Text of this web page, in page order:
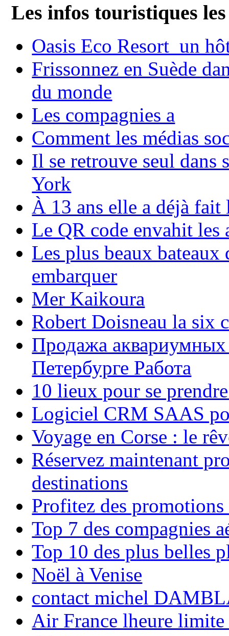
Les infos touristiques
Oasis Eco Resort un
Frissonnez en Suède
du monde
Les compagnies a
Comment les médias
Il se retrouve seul dans
York
À 13 ans elle a déjà
Le QR code envahit les
Les plus beaux bateaux
embarquer
Mer Kaikoura
Robert Doisneau la six
Продажа аквариумных
Петербурге Работа
10 lieux pour se
Logiciel CRM SAAS
Voyage en Corse : le
Réservez maintenant
destinations
Profitez des
Top 7 des compagnies
Top 10 des plus belles
Noël à Venise
contact michel
Air France lheure limite